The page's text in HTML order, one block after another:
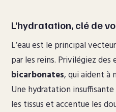
L’hydratation, clé de
L’eau est le principal
par les reins. Privilégiez des
bicarbonates, qui aident à
Une hydratation
les tissus et accentue les